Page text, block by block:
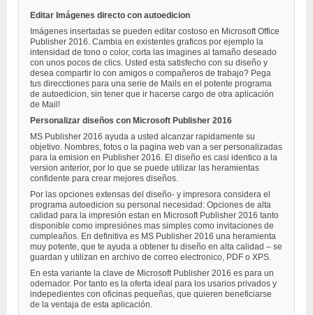
Editar Imágenes directo con autoedicion
Imágenes insertadas se pueden editar costoso en Microsoft Office
Publisher 2016. Cambia en existentes graficos por ejemplo la
intensidad de tono o color, corta las imagines al tamaño deseado
con unos pocos de clics. Usted esta satisfecho con su diseño y
desea compartir lo con amigos o compañeros de trabajo? Pega
tus direcctiones para una serie de Mails en el potente programa
de autoedicion, sin tener que ir hacerse cargo de otra aplicación
de Mail!
Personalizar diseños con Microsoft Publisher 2016
MS Publisher 2016 ayuda a usted alcanzar rapidamente su
objetivo. Nombres, fotos o la pagina web van a ser personalizadas
para la emision en Publisher 2016. El diseño es casi identico a la
version anterior, por lo que se puede utilizar las heramientas
confidente para crear mejores diseños.
Por las opciones extensas del diseño- y impresora considera el
programa autoedicion su personal necesidad: Opciones de alta
calidad para la impresión estan en Microsoft Publisher 2016 tanto
disponible como impresiónes mas simples como invitaciones de
cumpleaños. En definitiva es MS Publisher 2016 una heramienta
muy potente, que te ayuda a obtener tu diseño en alta calidad – se
guardan y utilizan en archivo de correo electronico, PDF o XPS.
En esta variante la clave de Microsoft Publisher 2016 es para un
odernador. Por tanto es la oferta ideal para los usarios privados y
indepedientes con oficinas pequeñas, que quieren beneficiarse
de la ventaja de esta aplicación.